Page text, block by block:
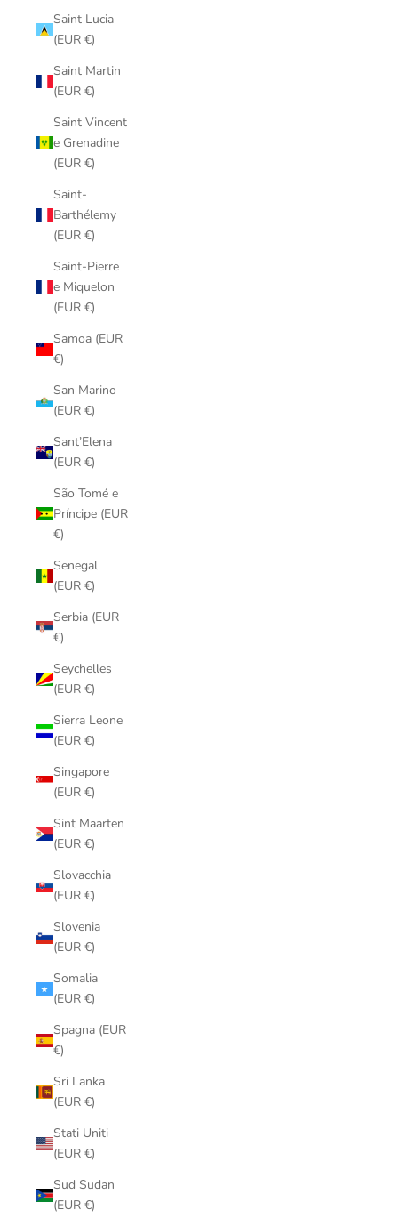
Saint Lucia
(EUR €)
Saint Martin
(EUR €)
Saint Vincent
e Grenadine
(EUR €)
Saint-
Barthélemy
(EUR €)
Saint-Pierre
e Miquelon
(EUR €)
Samoa (EUR
€)
San Marino
(EUR €)
Sant’Elena
(EUR €)
São Tomé e
Príncipe (EUR
€)
Senegal
(EUR €)
Serbia (EUR
€)
Seychelles
(EUR €)
Sierra Leone
(EUR €)
Singapore
(EUR €)
Sint Maarten
(EUR €)
Slovacchia
(EUR €)
Slovenia
(EUR €)
Somalia
(EUR €)
Spagna (EUR
€)
Sri Lanka
(EUR €)
Stati Uniti
(EUR €)
Sud Sudan
(EUR €)